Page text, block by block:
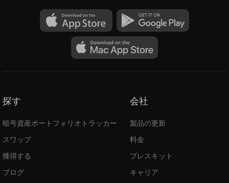
探す
暗号資産ポートフォリオトラッカー
スワップ
獲得する
ブログ
会社
製品の更新
料金
プレスキット
キャリア